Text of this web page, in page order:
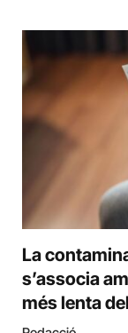
La
s’associa
més lenta